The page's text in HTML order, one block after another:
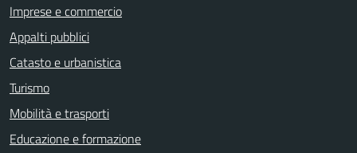
Imprese e commercio
Appalti pubblici
Catasto e urbanistica
Turismo
Mobilità e trasporti
Educazione e formazione